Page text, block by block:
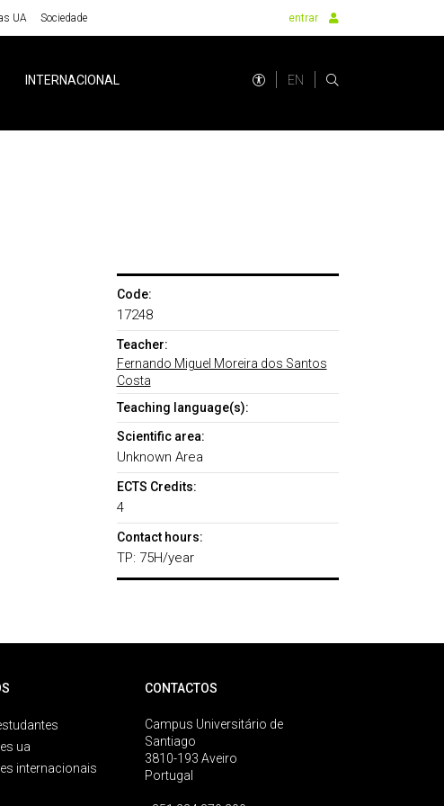
UA Sociedade entrar
INTERNACIONAL EN
Code:
17248
Teacher:
Fernando Miguel Moreira dos Santos
Costa
Teaching language(s):
Scientific area:
Unknown Area
ECTS Credits:
4
Contact hours:
TP: 75H/year
ua
internacionais
CONTACTOS
Campus Universitário de
Santiago
3810-193 Aveiro
Portugal